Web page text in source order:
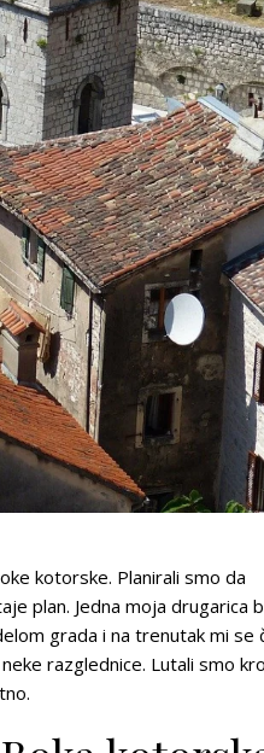
kotorske. Planirali smo da
plan. Jedna moja drugarica
grada i na trenutak mi se
razglednice. Lutali smo